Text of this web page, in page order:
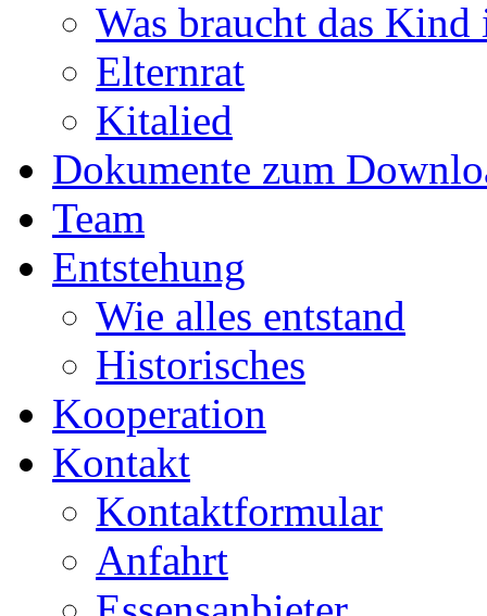
Was braucht das
Elternrat
Kitalied
Dokumente zum
Team
Entstehung
Wie alles entstand
Historisches
Kooperation
Kontakt
Kontaktformular
Anfahrt